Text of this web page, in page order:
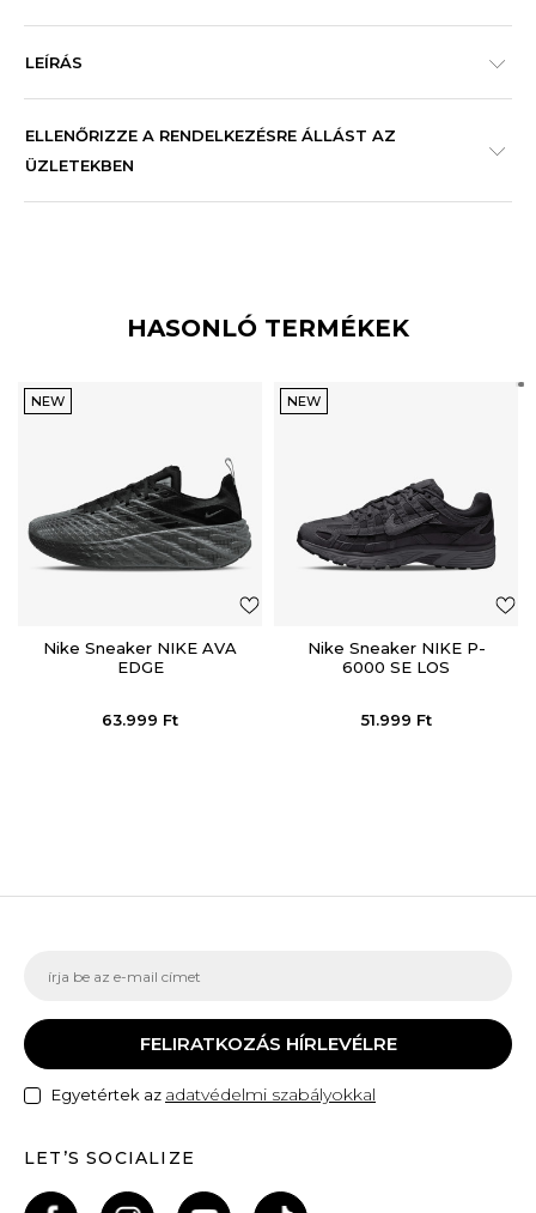
LEÍRÁS
ELLENŐRIZZE A RENDELKEZÉSRE ÁLLÁST AZ
ÜZLETEKBEN
HASONLÓ TERMÉKEK
NEW
Nike Sneaker NIKE AVA
EDGE
63.999 Ft
NEW
Nike Sneaker NIKE P-
6000 SE LOS
51.999 Ft
FELIRATKOZÁS HÍRLEVÉLRE
Egyetértek az adatvédelmi szabályokkal
LET’S SOCIALIZE